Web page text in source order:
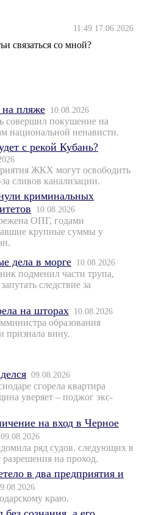
11:49 17.06.2026
связаться со мной?
на пляже 10.08.2026
совершил покушение на
национальной ненависти.
с рекой Кубань?
ЖКХ могут освободить
сливов канализации.
криминальных
10.08.2026
ОПГ, годами
крупные суммы у
дела в морге 10.08.2026
подменил части трупа,
следствие за
на шторах 10.08.2026
образования
признала вину.
09.08.2026
сгорела квартира
уверяет – поджог экс-
на вход в Черное
09.08.2026
ряд судов, следующих в
на проход.
в два предприятия и
краю.